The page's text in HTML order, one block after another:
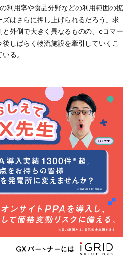
利用率や食品分野などの利用範囲の拡
はさらに押し上げられるだろう。求
外側で大きく異なるものの、eコマー
しばらく物流施設を牽引していくこ
る。